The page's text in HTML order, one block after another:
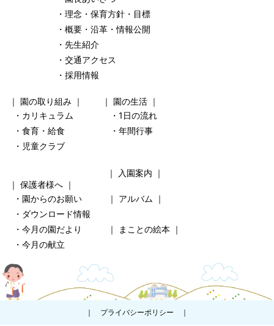
・理念・保育方針・目標
・概要・沿革・情報公開
・先生紹介
・交通アクセス
・採用情報
｜ 園の取り組み ｜ ｜ 園の生活 ｜
・カリキュラム
・1日の流れ
・食育・給食
・年間行事
・児童クラブ
｜ 入園案内 ｜
｜ 保護者様へ ｜
・園からのお願い ｜ アルバム ｜
・ダウンロード情報
・今月の園だより
｜ まことの絵本 ｜
・今月の献立
｜ プライバシーポリシー ｜